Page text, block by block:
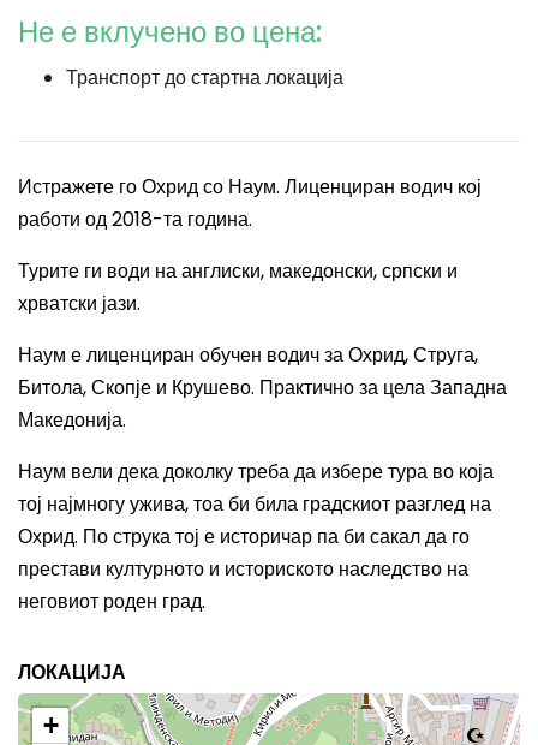
Не е вклучено во цена:
Транспорт до стартна локација
Истражете го Охрид со Наум. Лиценциран водич кој
работи од 2018-та година.
Турите ги води на англиски, македонски, српски и
хрватски јази.
Наум е лиценциран обучен водич за Охрид, Струга,
Битола, Скопје и Крушево. Практично за цела Западна
Македонија.
Наум вели дека доколку треба да избере тура во која
тој најмногу ужива, тоа би била градскиот разглед на
Охрид. По струкатој е историчар па би сакал да го
престави културното и историското наследство на
неговиот роден град.
ЛОКАЦИЈА
+